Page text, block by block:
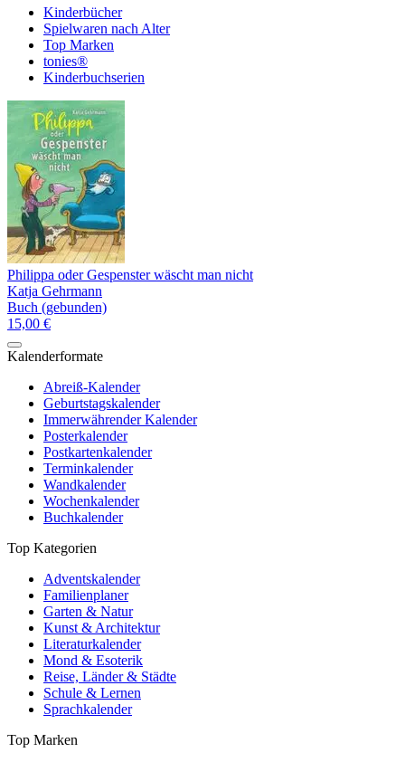
Kinderbücher
Spielwaren nach Alter
Top Marken
tonies®
Kinderbuchserien
Philippa oder Gespenster wäscht man nicht
Katja Gehrmann
Buch (gebunden)
15,00 €
Kalenderformate
Abreiß-Kalender
Geburtstagskalender
Immerwährender Kalender
Posterkalender
Postkartenkalender
Terminkalender
Wandkalender
Wochenkalender
Buchkalender
Top Kategorien
Adventskalender
Familienplaner
Garten & Natur
Kunst & Architektur
Literaturkalender
Mond & Esoterik
Reise, Länder & Städte
Schule & Lernen
Sprachkalender
Top Marken